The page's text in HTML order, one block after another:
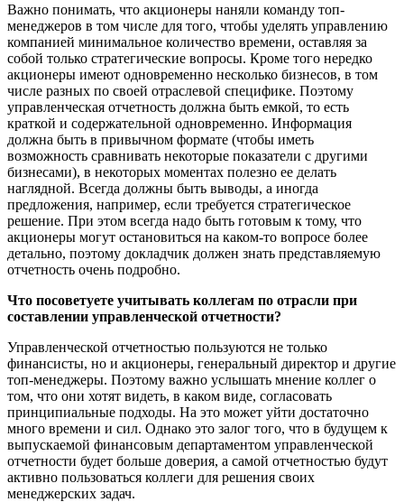
Важно понимать, что акционеры наняли команду топ-
менеджеров в том числе для того, чтобы уделять управлению
компанией минимальное количество времени, оставляя за
собой только стратегические вопросы. Кроме того нередко
акционеры имеют одновременно несколько бизнесов, в том
числе разных по своей отраслевой специфике. Поэтому
управленческая отчетность должна быть емкой, то есть
краткой и содержательной одновременно. Информация
должна быть в привычном формате (чтобы иметь
возможность сравнивать некоторые показатели с другими
бизнесами), в некоторых моментах полезно ее делать
наглядной. Всегда должны быть выводы, а иногда
предложения, например, если требуется стратегическое
решение. При этом всегда надо быть готовым к тому, что
акционеры могут остановиться на каком-то вопросе более
детально, поэтому докладчик должен знать представляемую
отчетность очень подробно.
Что посоветуете учитывать коллегам по отрасли при
составлении управленческой отчетности?
Управленческой отчетностью пользуются не только
финансисты, но и акционеры, генеральный директор и другие
топ-менеджеры. Поэтому важно услышать мнение коллег о
том, что они хотят видеть, в каком виде, согласовать
принципиальные подходы. На это может уйти достаточно
много времени и сил. Однако это залог того, что в будущем к
выпускаемой финансовым департаментом управленческой
отчетности будет больше доверия, а самой отчетностью будут
активно пользоваться коллеги для решения своих
менеджерских задач.